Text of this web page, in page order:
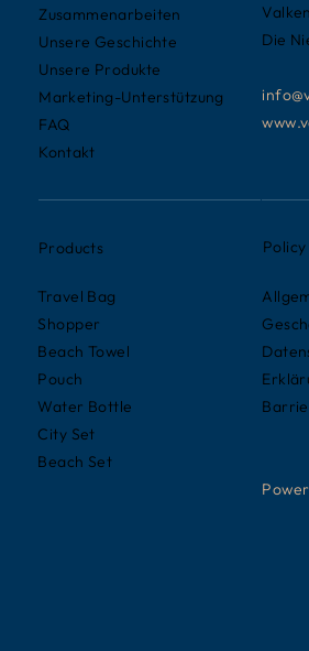
Die
Zusammenarbeiten
Unsere Geschichte
Unsere Produkte
Marketing-Unterstützung
FAQ
Kontakt
Products
Travel Bag
Shopper
Beach Towel
Pouch
Water Bottle
City Set
Beach Set
Policy